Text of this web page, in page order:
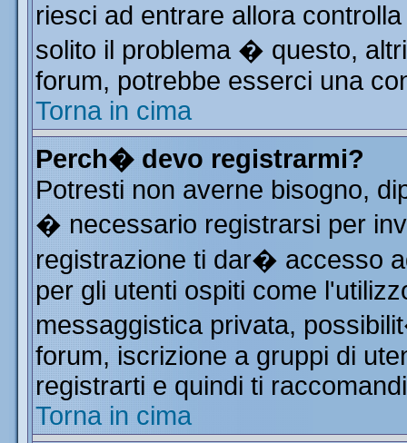
riesci ad entrare allora
solito il problema � questo,
forum, potrebbe esserci una
Torna in cima
Perch� devo registrarmi?
Potresti non averne bisogno,
� necessario registrarsi per
registrazione ti dar� accesso
per gli utenti ospiti come
messaggistica privata,
forum, iscrizione a gruppi di
registrarti e quindi ti
Torna in cima